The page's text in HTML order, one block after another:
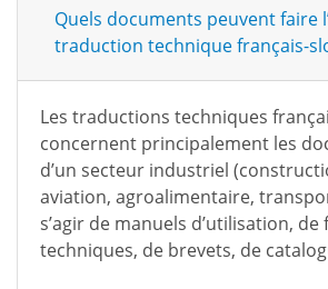
Quels documents peuvent faire
traduction technique français-
Les traductions techniques
concernent principalement les
d’un secteur industriel
aviation, agroalimentaire,
s’agir de manuels d’utilisation, de
techniques, de brevets, de